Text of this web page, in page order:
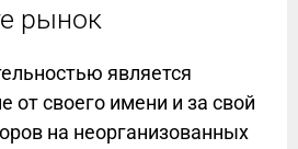
рынок
является
от своего имени и за свой
на неорганизованных